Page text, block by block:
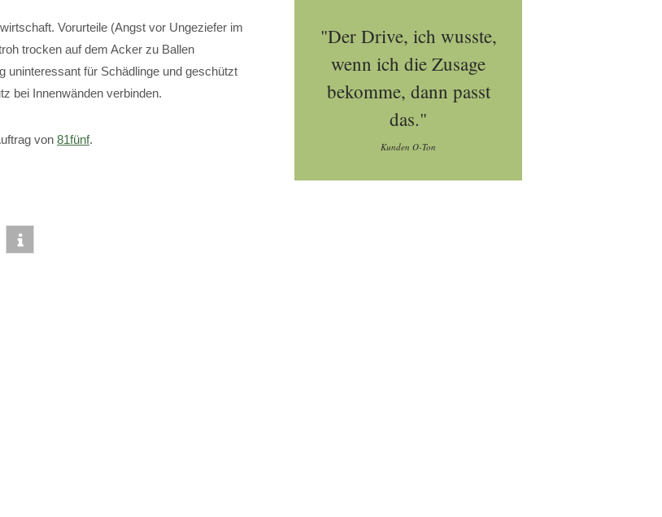
Vorurteile (Angst vor Ungeziefer im
trocken auf dem Acker zu Ballen
uninteressant für Schädlinge und geschützt
bei Innenwänden verbinden.
von 81fünf.
"Der Drive, ich wusste,
wenn ich die Zusage
bekomme, dann passt
das."
Kunden O-Ton